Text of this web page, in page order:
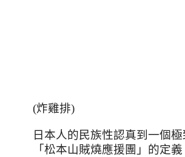
(炸雞排)
日本人的民族性認真到一個
「松本山賊燒應援團」的定